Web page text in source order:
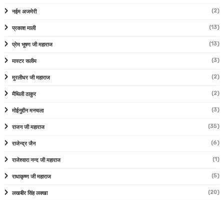
नईम अजमेरी (2)
प्रकाश माली (13)
प्रेम भूषण जी महाराज (13)
मास्टर सलीम (3)
मुरलीधर जी महाराज (2)
मैथिली ठाकुर (2)
मोईनुद्दीन मनचला (3)
राजन जी महाराज (35)
राजेन्द्र जैन (6)
राजेश्वारा नन्द जी महाराज (1)
राधाकृष्ण जी महाराज (5)
लखबीर सिंह लक्खा (20)